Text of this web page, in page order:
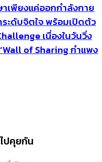
เพียงแค่ออกกำลังกาย
ะดับจิตใจ พร้อมเปิดตัว
เนื่องในวันวิ่ง
of Sharing กำแพง
ปคุยกัน